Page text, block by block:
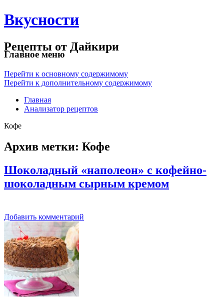
Вкусности
Рецепты от Дайкири
Главное меню
Перейти к основному содержимому
Перейти к дополнительному содержимому
Главная
Анализатор рецептов
Кофе
Архив метки: Кофе
Шоколадный «наполеон» с кофейно-
шоколадным сырным кремом
Добавить комментарий